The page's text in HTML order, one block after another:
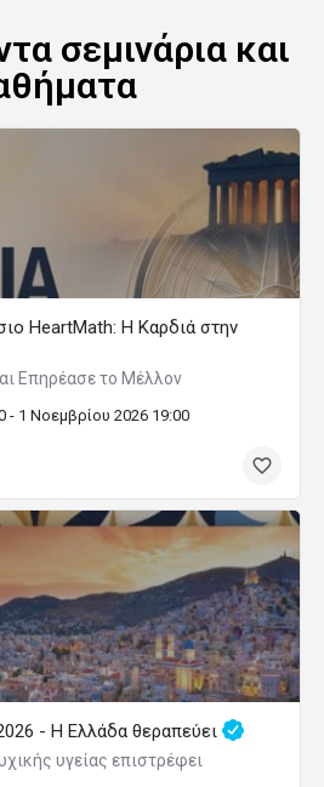
σεμινάρια και
HeartMath: Η Καρδιά στην
Επηρέασε το Μέλλον
- 1 Νοεμβρίου 2026 19:00
- Η Ελλάδα θεραπεύει
υγείας επιστρέφει